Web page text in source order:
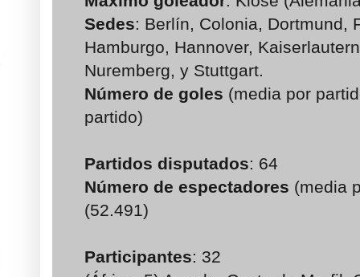
Sedes: Berlín, Colonia, Dortmund,
Hamburgo, Hannover,
Nuremberg, y Stuttgart.
Número de goles (media por
partido)
Partidos disputados: 64
Número de espectadores (media
(52.491)
Participantes: 32